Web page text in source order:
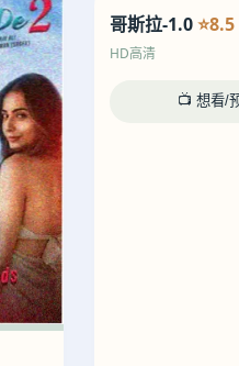
哥斯拉-1.0⭐8.5
HD高清
📺 想看/